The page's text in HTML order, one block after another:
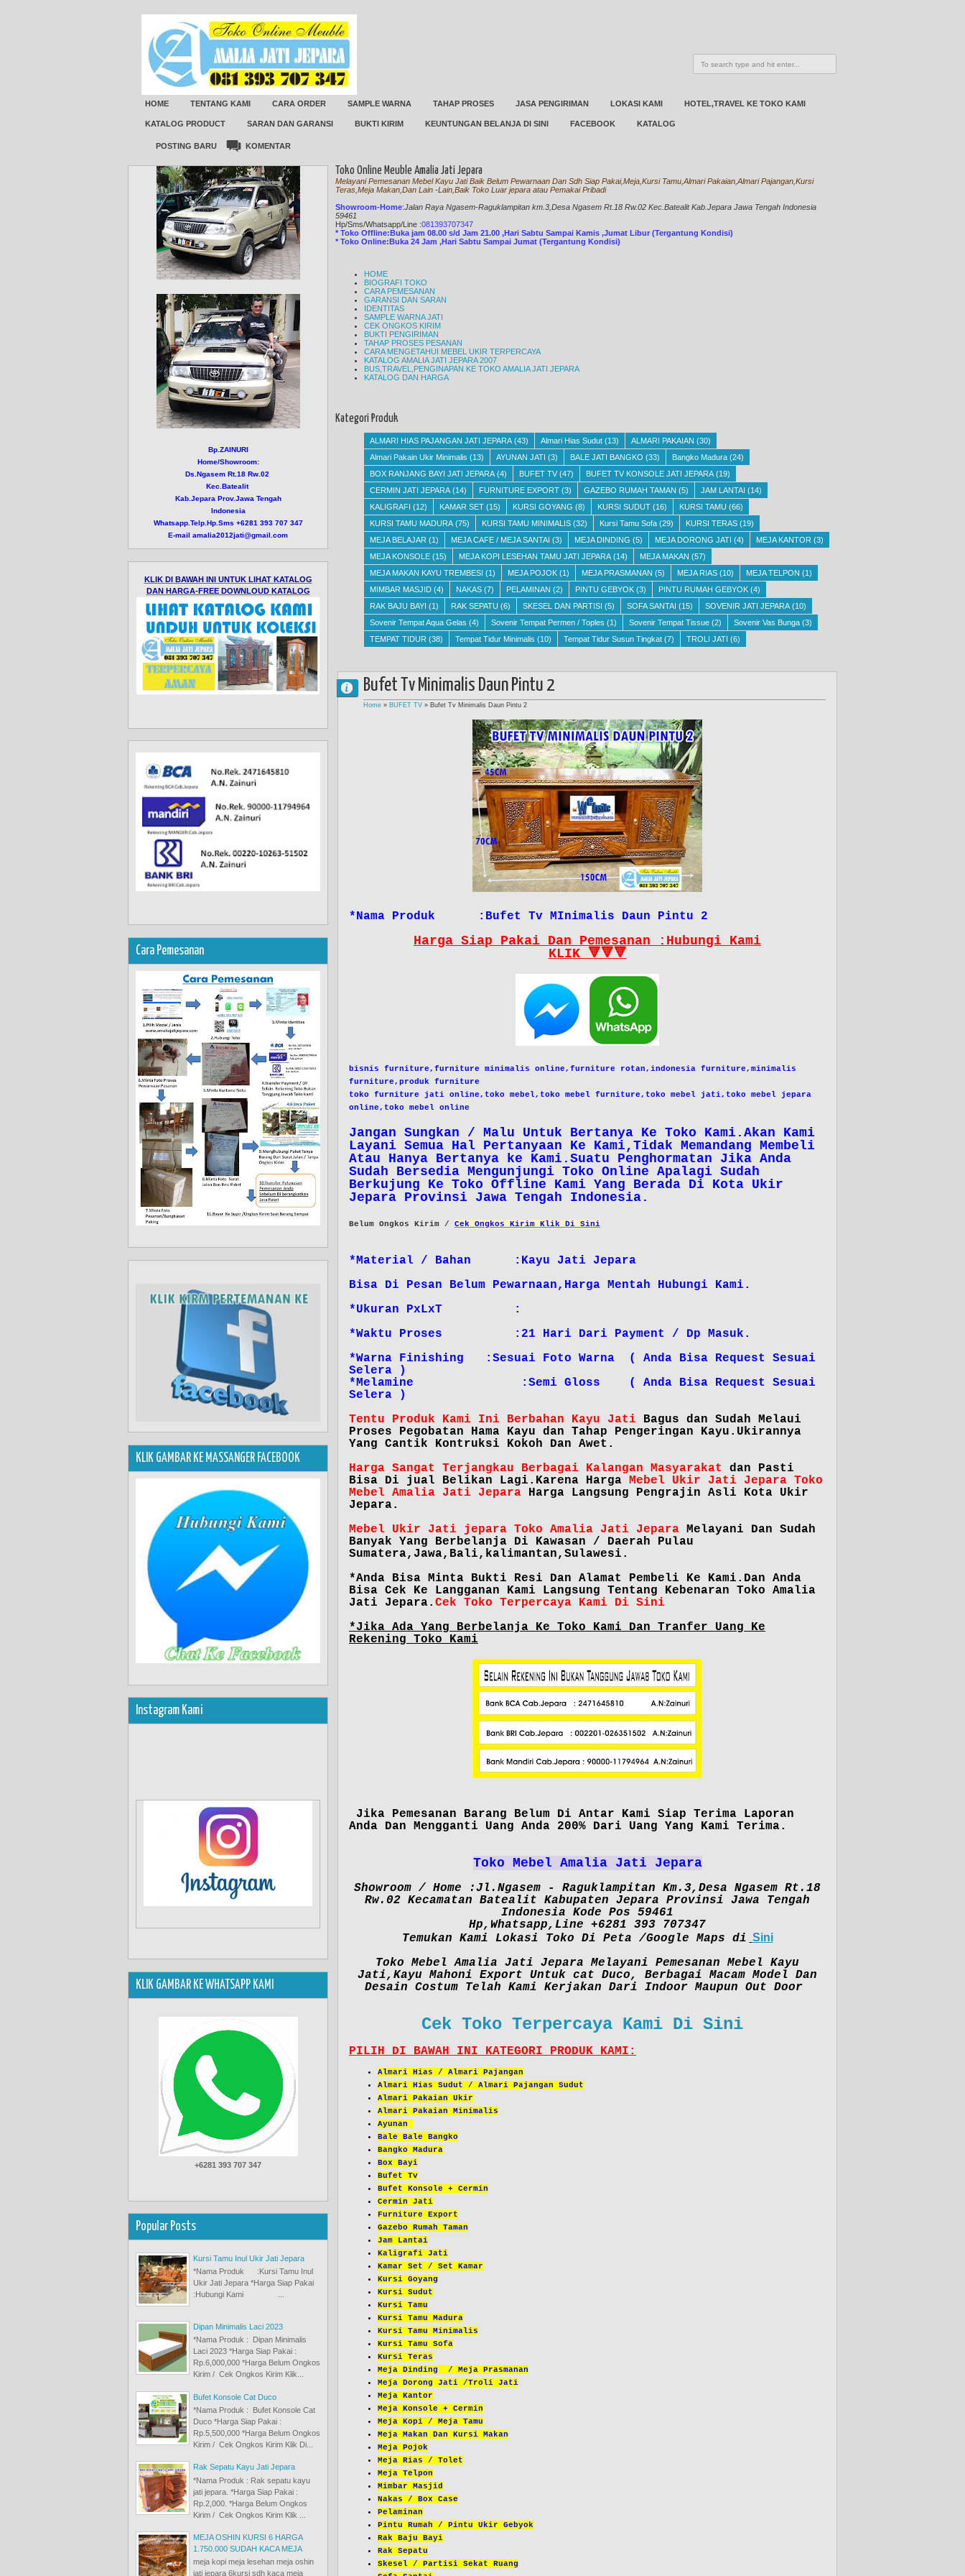
HOME TENTANG KAMI CARA ORDER SAMPLE WARNA TAHAP PROSES JASA PENGIRIMAN LOKASI KAMI HOTEL,TRAVEL KE TOKO KAMI
KATALOG PRODUCT SARAN DAN GARANSI BUKTI KIRIM KEUNTUNGAN BELANJA DI SINI FACEBOOK KATALOG
POSTING BARU KOMENTAR
Toko Online Meuble Amalia Jati Jepara
Melayani Pemesanan Mebel Kayu Jati Baik Belum Pewarnaan Dan Sdh Siap Pakai,Meja,Kursi Tamu,Almari Pakaian,Almari Pajangan,Kursi
Teras,Meja Makan,Dan Lain -Lain,Baik Toko Luar jepara atau Pemakai Pribadi
Showroom-Home:Jalan Raya Ngasem-Raguklampitan km.3,Desa Ngasem Rt.18 Rw.02 Kec.Batealit Kab.Jepara Jawa Tengah Indonesia
59461
Hp/Sms/Whatsapp/Line :081393707347
* Toko Offline:Buka jam 08.00 s/d Jam 21.00 ,Hari Sabtu Sampai Kamis ,Jumat Libur (Tergantung Kondisi)
* Toko Online:Buka 24 Jam ,Hari Sabtu Sampai Jumat (Tergantung Kondisi)
HOME
BIOGRAFI TOKO
CARA PEMESANAN
GARANSI DAN SARAN
IDENTITAS
SAMPLE WARNA JATI
CEK ONGKOS KIRIM
BUKTI PENGIRIMAN
TAHAP PROSES PESANAN
CARA MENGETAHUI MEBEL UKIR TERPERCAYA
KATALOG AMALIA JATI JEPARA 2007
BUS,TRAVEL,PENGINAPAN KE TOKO AMALIA JATI JEPARA
KATALOG DAN HARGA
Kategori Produk
ALMARI HIAS PAJANGAN JATI JEPARA (43) Almari Hias Sudut (13) ALMARI PAKAIAN (30)
Almari Pakain Ukir Minimalis (13) AYUNAN JATI (3) BALE JATI BANGKO (33) Bangko Madura (24)
BOX RANJANG BAYI JATI JEPARA (4) BUFET TV (47) BUFET TV KONSOLE JATI JEPARA (19)
CERMIN JATI JEPARA (14) FURNITURE EXPORT (3) GAZEBO RUMAH TAMAN (5) JAM LANTAI (14)
KALIGRAFI (12) KAMAR SET (15) KURSI GOYANG (8) KURSI SUDUT (16) KURSI TAMU (66)
KURSI TAMU MADURA (75) KURSI TAMU MINIMALIS (32) Kursi Tamu Sofa (29) KURSI TERAS (19)
MEJA BELAJAR (1) MEJA CAFE / MEJA SANTAI (3) MEJA DINDING (5) MEJA DORONG JATI (4) MEJA KANTOR (3)
MEJA KONSOLE (15) MEJA KOPI LESEHAN TAMU JATI JEPARA (14) MEJA MAKAN (57)
MEJA MAKAN KAYU TREMBESI (1) MEJA POJOK (1) MEJA PRASMANAN (5) MEJA RIAS (10) MEJA TELPON (1)
MIMBAR MASJID (4) NAKAS (7) PELAMINAN (2) PINTU GEBYOK (3) PINTU RUMAH GEBYOK (4)
RAK BAJU BAYI (1) RAK SEPATU (6) SKESEL DAN PARTISI (5) SOFA SANTAI (15) SOVENIR JATI JEPARA (10)
Sovenir Tempat Aqua Gelas (4) Sovenir Tempat Permen / Toples (1) Sovenir Tempat Tissue (2) Sovenir Vas Bunga (3)
TEMPAT TIDUR (38) Tempat Tidur Minimalis (10) Tempat Tidur Susun Tingkat (7) TROLI JATI (6)
Bufet Tv Minimalis Daun Pintu 2
Home » BUFET TV » Bufet Tv Minimalis Daun Pintu 2
*Nama Produk :Bufet Tv MInimalis Daun Pintu 2
Harga Siap Pakai Dan Pemesanan :Hubungi Kami
KLIK 🔻🔻🔻
bisnis furniture, furniture minimalis online, furniture rotan, indonesia furniture, minimalis
furniture, produk furniture
toko furniture jati online, toko mebel, toko mebel furniture, toko mebel jati, toko mebel jepara
online, toko mebel online
Jangan Sungkan / Malu Untuk Bertanya Ke Toko Kami.Akan Kami
Layani Semua Hal Pertanyaan Ke Kami,Tidak Memandang Membeli
Atau Hanya Bertanya ke Kami.Suatu Penghormatan Jika Anda
Sudah Bersedia Mengunjungi Toko Online Apalagi Sudah
Berkujung Ke Toko Offline Kami Yang Berada Di Kota Ukir
Jepara Provinsi Jawa Tengah Indonesia.
Belum Ongkos Kirim / Cek Ongkos Kirim Klik Di Sini
*Material / Bahan :Kayu Jati Jepara
Bisa Di Pesan Belum Pewarnaan,Harga Mentah Hubungi Kami.
*Ukuran PxLxT :
*Waktu Proses :21 Hari Dari Payment / Dp Masuk.
*Warna Finishing :Sesuai Foto Warna ( Anda Bisa Request Sesuai
Selera )
*Melamine :Semi Gloss ( Anda Bisa Request Sesuai
Selera )
Tentu Produk Kami Ini Berbahan Kayu Jati Bagus dan Sudah Melaui
Proses Pegobatan Hama Kayu dan Tahap Pengeringan Kayu.Ukirannya
Yang Cantik Kontruksi Kokoh Dan Awet.
Harga Sangat Terjangkau Berbagai Kalangan Masyarakat
dan Pasti
Bisa Di jual Belikan Lagi.Karena Harga Mebel Ukir Jati Jepara Toko
Mebel Amalia Jati Jepara Harga Langsung Pengrajin Asli Kota Ukir
Jepara.
Mebel Ukir Jati jepara Toko Amalia Jati Jepara Melayani Dan Sudah
Banyak Yang Berbelanja Di Kawasan / Daerah Pulau
Sumatera,Jawa,Bali,kalimantan,Sulawesi.
*Anda Bisa Minta Bukti Resi Dan Alamat Pembeli Ke Kami.Dan Anda
Bisa Cek Ke Langganan Kami Langsung Tentang Kebenaran Toko Amalia
Jati Jepara. Cek Toko Terpercaya Kami Di Sini
*Jika Ada Yang Berbelanja Ke Toko Kami Dan Tranfer Uang Ke
Rekening Toko Kami
Jika Pemesanan Barang Belum Di Antar Kami Siap Terima Laporan
Anda Dan Mengganti Uang Anda 200% Dari Uang Yang Kami Terima.
Toko Mebel Amalia Jati Jepara
Showroom / Home :Jl.Ngasem - Raguklampitan Km.3,Desa Ngasem Rt.18
Rw.02 Kecamatan Batealit Kabupaten Jepara Provinsi Jawa Tengah
Indonesia Kode Pos 59461
Hp,Whatsapp,Line +6281 393 707347
Temukan Kami Lokasi Toko Di Peta /Google Maps di Sini
Toko Mebel Amalia Jati Jepara Melayani Pemesanan Mebel Kayu
Jati,Kayu Mahoni Export Untuk cat Duco, Berbagai Macam Model Dan
Desain Costum Telah Kami Kerjakan Dari Indoor Maupun Out Door
Cek Toko Terpercaya Kami Di Sini
PILIH DI BAWAH INI KATEGORI PRODUK KAMI:
Almari Hias / Almari Pajangan
Almari Hias Sudut / Almari Pajangan Sudut
Almari Pakaian Ukir
Almari Pakaian Minimalis
Ayunan
Bale Bale Bangko
Bangko Madura
Box Bayi
Bufet Tv
Bufet Konsole + Cermin
Cermin Jati
Furniture Export
Gazebo Rumah Taman
Jam Lantai
Kaligrafi Jati
Kamar Set / Set Kamar
Kursi Goyang
Kursi Sudut
Kursi Tamu
Kursi Tamu Madura
Kursi Tamu Minimalis
Kursi Tamu Sofa
Kursi Teras
Meja Dinding / Meja Prasmanan
Meja Dorong Jati /Troli Jati
Meja Kantor
Meja Konsole + Cermin
Meja Kopi / Meja Tamu
Meja Makan Dan Kursi Makan
Meja Pojok
Meja Rias / Tolet
Meja Telpon
Mimbar Masjid
Nakas / Box Case
Pelaminan
Pintu Rumah / Pintu Ukir Gebyok
Rak Baju Bayi
Rak Sepatu
Skesel / Partisi Sekat Ruang
Bp.ZAINURI
Home/Showroom:
Ds.Ngasem Rt.18 Rw.02
Kec.Batealit
Kab.Jepara Prov.Jawa Tengah
Indonesia
Whatsapp.Telp.Hp.Sms +6281 393 707 347
E-mail amalia2012jati@gmail.com
KLIK DI BAWAH INI UNTUK LIHAT KATALOG
DAN HARGA-FREE DOWNLOUD KATALOG
Cara Pemesanan
KLIK GAMBAR KE MASSANGER FACEBOOK
Instagram Kami
KLIK GAMBAR KE WHATSAPP KAMI
+6281 393 707 347
Popular Posts
Kursi Tamu Inul Ukir Jati Jepara
*Nama Produk :Kursi Tamu Inul
Ukir Jati Jepara *Harga Siap Pakai
:Hubungi Kami ...
Dipan Minimalis Laci 2023
*Nama Produk : Dipan Minimalis
Laci 2023 *Harga Siap Pakai :
Rp.6,000,000 *Harga Belum Ongkos
Kirim / Cek Ongkos Kirim Klik...
Bufet Konsole Cat Duco
*Nama Produk : Bufet Konsole Cat
Duco *Harga Siap Pakai :
Rp.5,500,000 *Harga Belum Ongkos
Kirim / Cek Ongkos Kirim Klik Di...
Rak Sepatu Kayu Jati Jepara
*Nama Produk : Rak sepatu kayu
jati jepara. *Harga Siap Pakai :
Rp.2,000. *Harga Belum Ongkos
Kirim / Cek Ongkos Kirim Klik ...
MEJA OSHIN KURSI 6 HARGA
1.750.000 SUDAH KACA MEJA
meja kopi meja lesehan meja oshin
jati jepara 6kursi sdh kaca meja